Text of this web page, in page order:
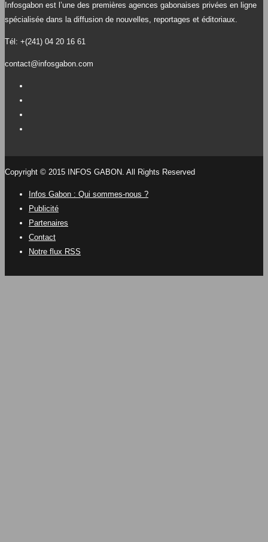
Infosgabon est l’une des premières agences gabonaises privées en ligne
spécialisée dans la diffusion de nouvelles, reportages et éditoriaux.
Tél: +(241) 04 20 16 61
contact@infosgabon.com
Copyright © 2015 INFOS GABON. All Rights Reserved
Infos Gabon : Qui sommes-nous ?
Publicité
Partenaires
Contact
Notre flux RSS